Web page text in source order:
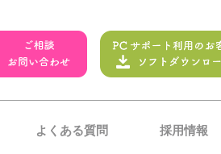
よくある質問 採用情報